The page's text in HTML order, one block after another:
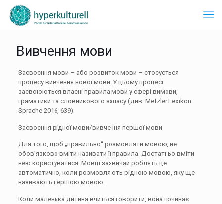
Вивчення мови
Засвоєння мови – або розвиток мови – стосується
процесу вивчення нової мови. У цьому процесі
засвоюються власні правила мови у сфері вимови,
граматики та словникового запасу (див. Metzler Lexikon
Sprache 2016, 639).
Засвоєння рідної мови/вивчення першої мови
Для того, щоб „правильно“ розмовляти мовою, не
обов’язково вміти називати її правила. Достатньо вміти
нею користуватися. Мовці зазвичай роблять це
автоматично, коли розмовляють рідною мовою, яку ще
називають першою мовою.
Коли маленька дитина вчиться говорити, вона починає